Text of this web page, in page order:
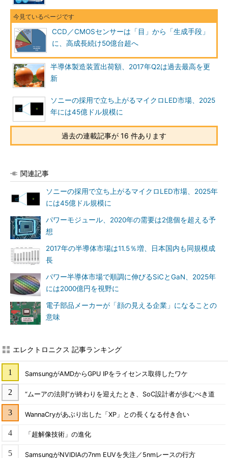
CCD／CMOSセンサーは「目」から「生成手段」
に、高成長続け50億台超へ
半導体製造装置出荷額、2017年Q2は過去最高を更
新
ソニーの採用で立ち上がるマイクロLED市場、2025
年には45億ドル規模に
過去の連載記事が 16 件あります
関連記事
ソニーの採用で立ち上がるマイクロLED市場、2025年
には45億ドル規模に
パワーモジュール、2020年の需要は2億個を超える予
想
2017年の半導体市場は11.5％増、日本国内も同規模成
長
パワー半導体市場で順調に伸びるSiCとGaN、2025年
には2000億円を視野に
電子部品メーカーが「顔の見える企業」になることの
意味
エレクトロニクス 記事ランキング
SamsungがAMDからGPU IPをライセンス取得したワケ
“ムーアの法則”が終わりを迎えたとき、SoC設計者が歩むべき道
WannaCryがあぶり出した「XP」との長くなる付き合い
「超解像技術」の進化
SamsungがNVIDIAの7nm EUVを失注／5nmレースの行方